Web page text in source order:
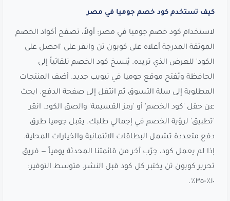
كيف تستخدم كود خصم جوميا في مصر
لاستخدام كود خصم جوميا في مصر: أولاً، تصفح أكواد الخصم
الموثقة المدرجة أعلاه على كوبون تن وانقر على 'احصل على
الكود' للعرض الذي تريده. يُنسخ كود الخصم تلقائياً إلى
الحافظة ويُفتح موقع جوميا في تبويب جديد. أضف المنتجات
المطلوبة إلى سلة التسوق ثم انتقل إلى صفحة الدفع. ابحث
عن حقل 'كود الخصم' أو 'رمز القسيمة' والصق الكود. انقر
'تطبيق' لرؤية الخصم في إجمالي طلبك. يقبل جوميا طرق
دفع متعددة تشمل البطاقات الائتمانية والخيارات المحلية.
إذا لم يعمل كود، جرّب آخر من قائمتنا المحدثة يومياً — فريق
تحرير كوبون تن يختبر كل كود قبل النشر. متوسط التوفير: